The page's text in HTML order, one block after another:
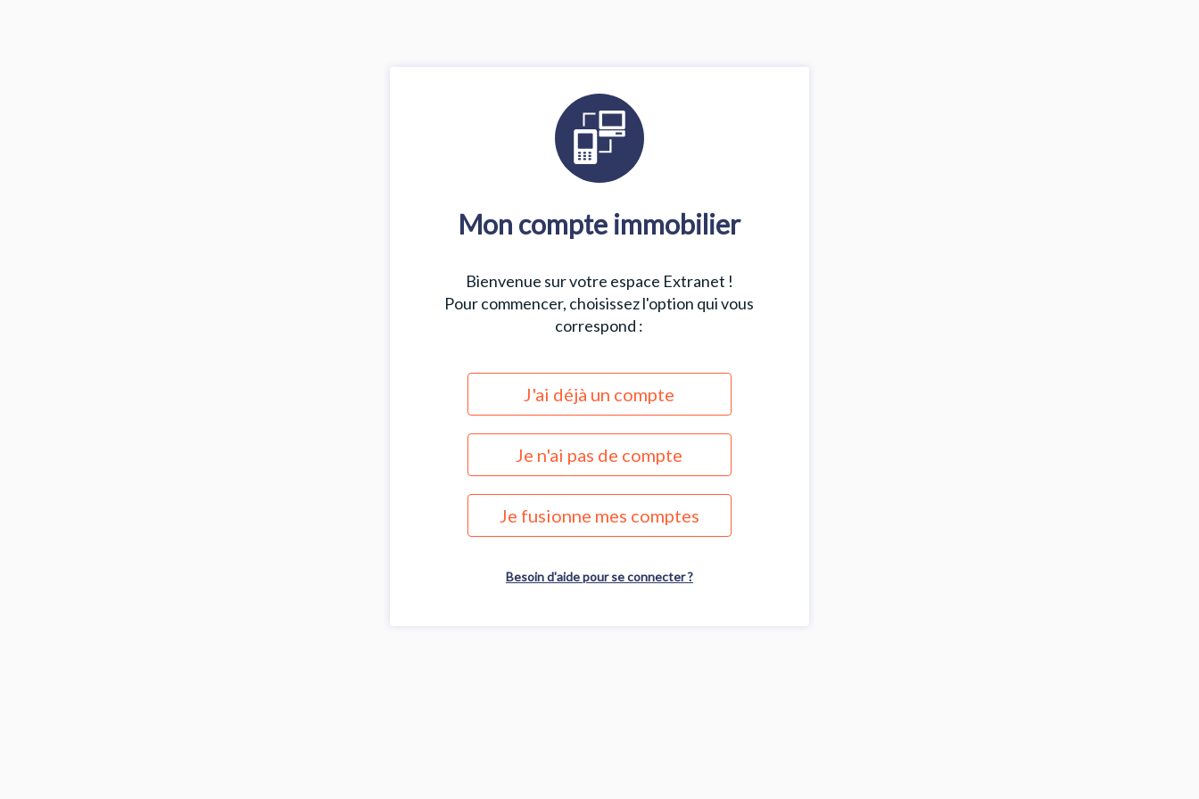
Mon compte immobilier
Bienvenue sur votre espace Extranet !
Pour commencer, choisissez l'option qui vous
correspond :
J'ai déjà un compte
Je n'ai pas de compte
Je fusionne mes comptes
Besoin d'aide pour se connecter ?